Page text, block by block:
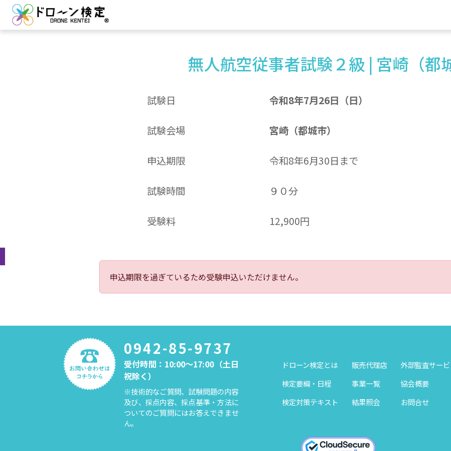
無人航空従事者試験２級 | 宮崎（都
試験日 令和8年7月26日（日）
試験会場 宮崎（都城市）
申込期限 令和8年6月30日まで
試験時間 ９０分
受験料 12,900円
申込期限を過ぎているため受験申込いただけません。
0942-85-9737
受付時間：10:00～17:00（土日
祝除く）
※技術的なご質問、試験問題の内容
及び、採点内容、採点基準・方法に
ついてのご質問にはお答えできませ
ん。
ドローン検定とは
検定要綱・日程
検定対策テキスト
販売代理店
事業一覧
結果照会
外部監査サー
協会概要
お問合せ